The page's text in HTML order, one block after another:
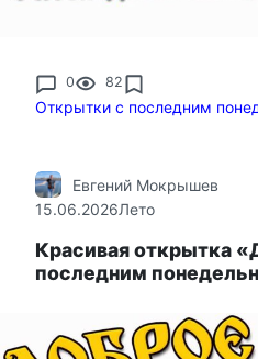
0 82
Открытки с последним
Евгений Мокрышев
15.06.2026Лето
Красивая открытка
последним